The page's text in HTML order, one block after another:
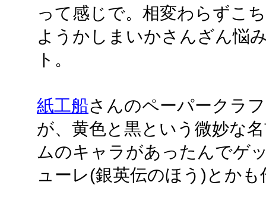
って感じで。相変わらずこ
ようかしまいかさんざん悩
ト。
紙工船さんのペーパークラ
が、黄色と黒という微妙な
ムのキャラがあったんでゲ
ューレ(銀英伝のほう)とか